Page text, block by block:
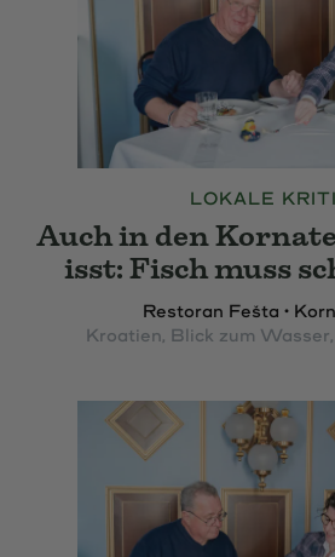
LOKALE
Auch in den
isst: Fisch muss
Restoran Fešta •
Kroatien, Blick zum Wasser